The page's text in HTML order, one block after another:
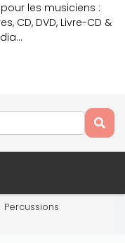
les musiciens :
CD, DVD, Livre-CD &
Percussions